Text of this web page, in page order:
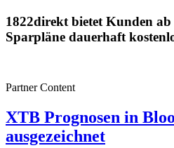
1822direkt bietet Kunden
Sparpläne dauerhaft
Partner Content
XTB Prognosen in
ausgezeichnet